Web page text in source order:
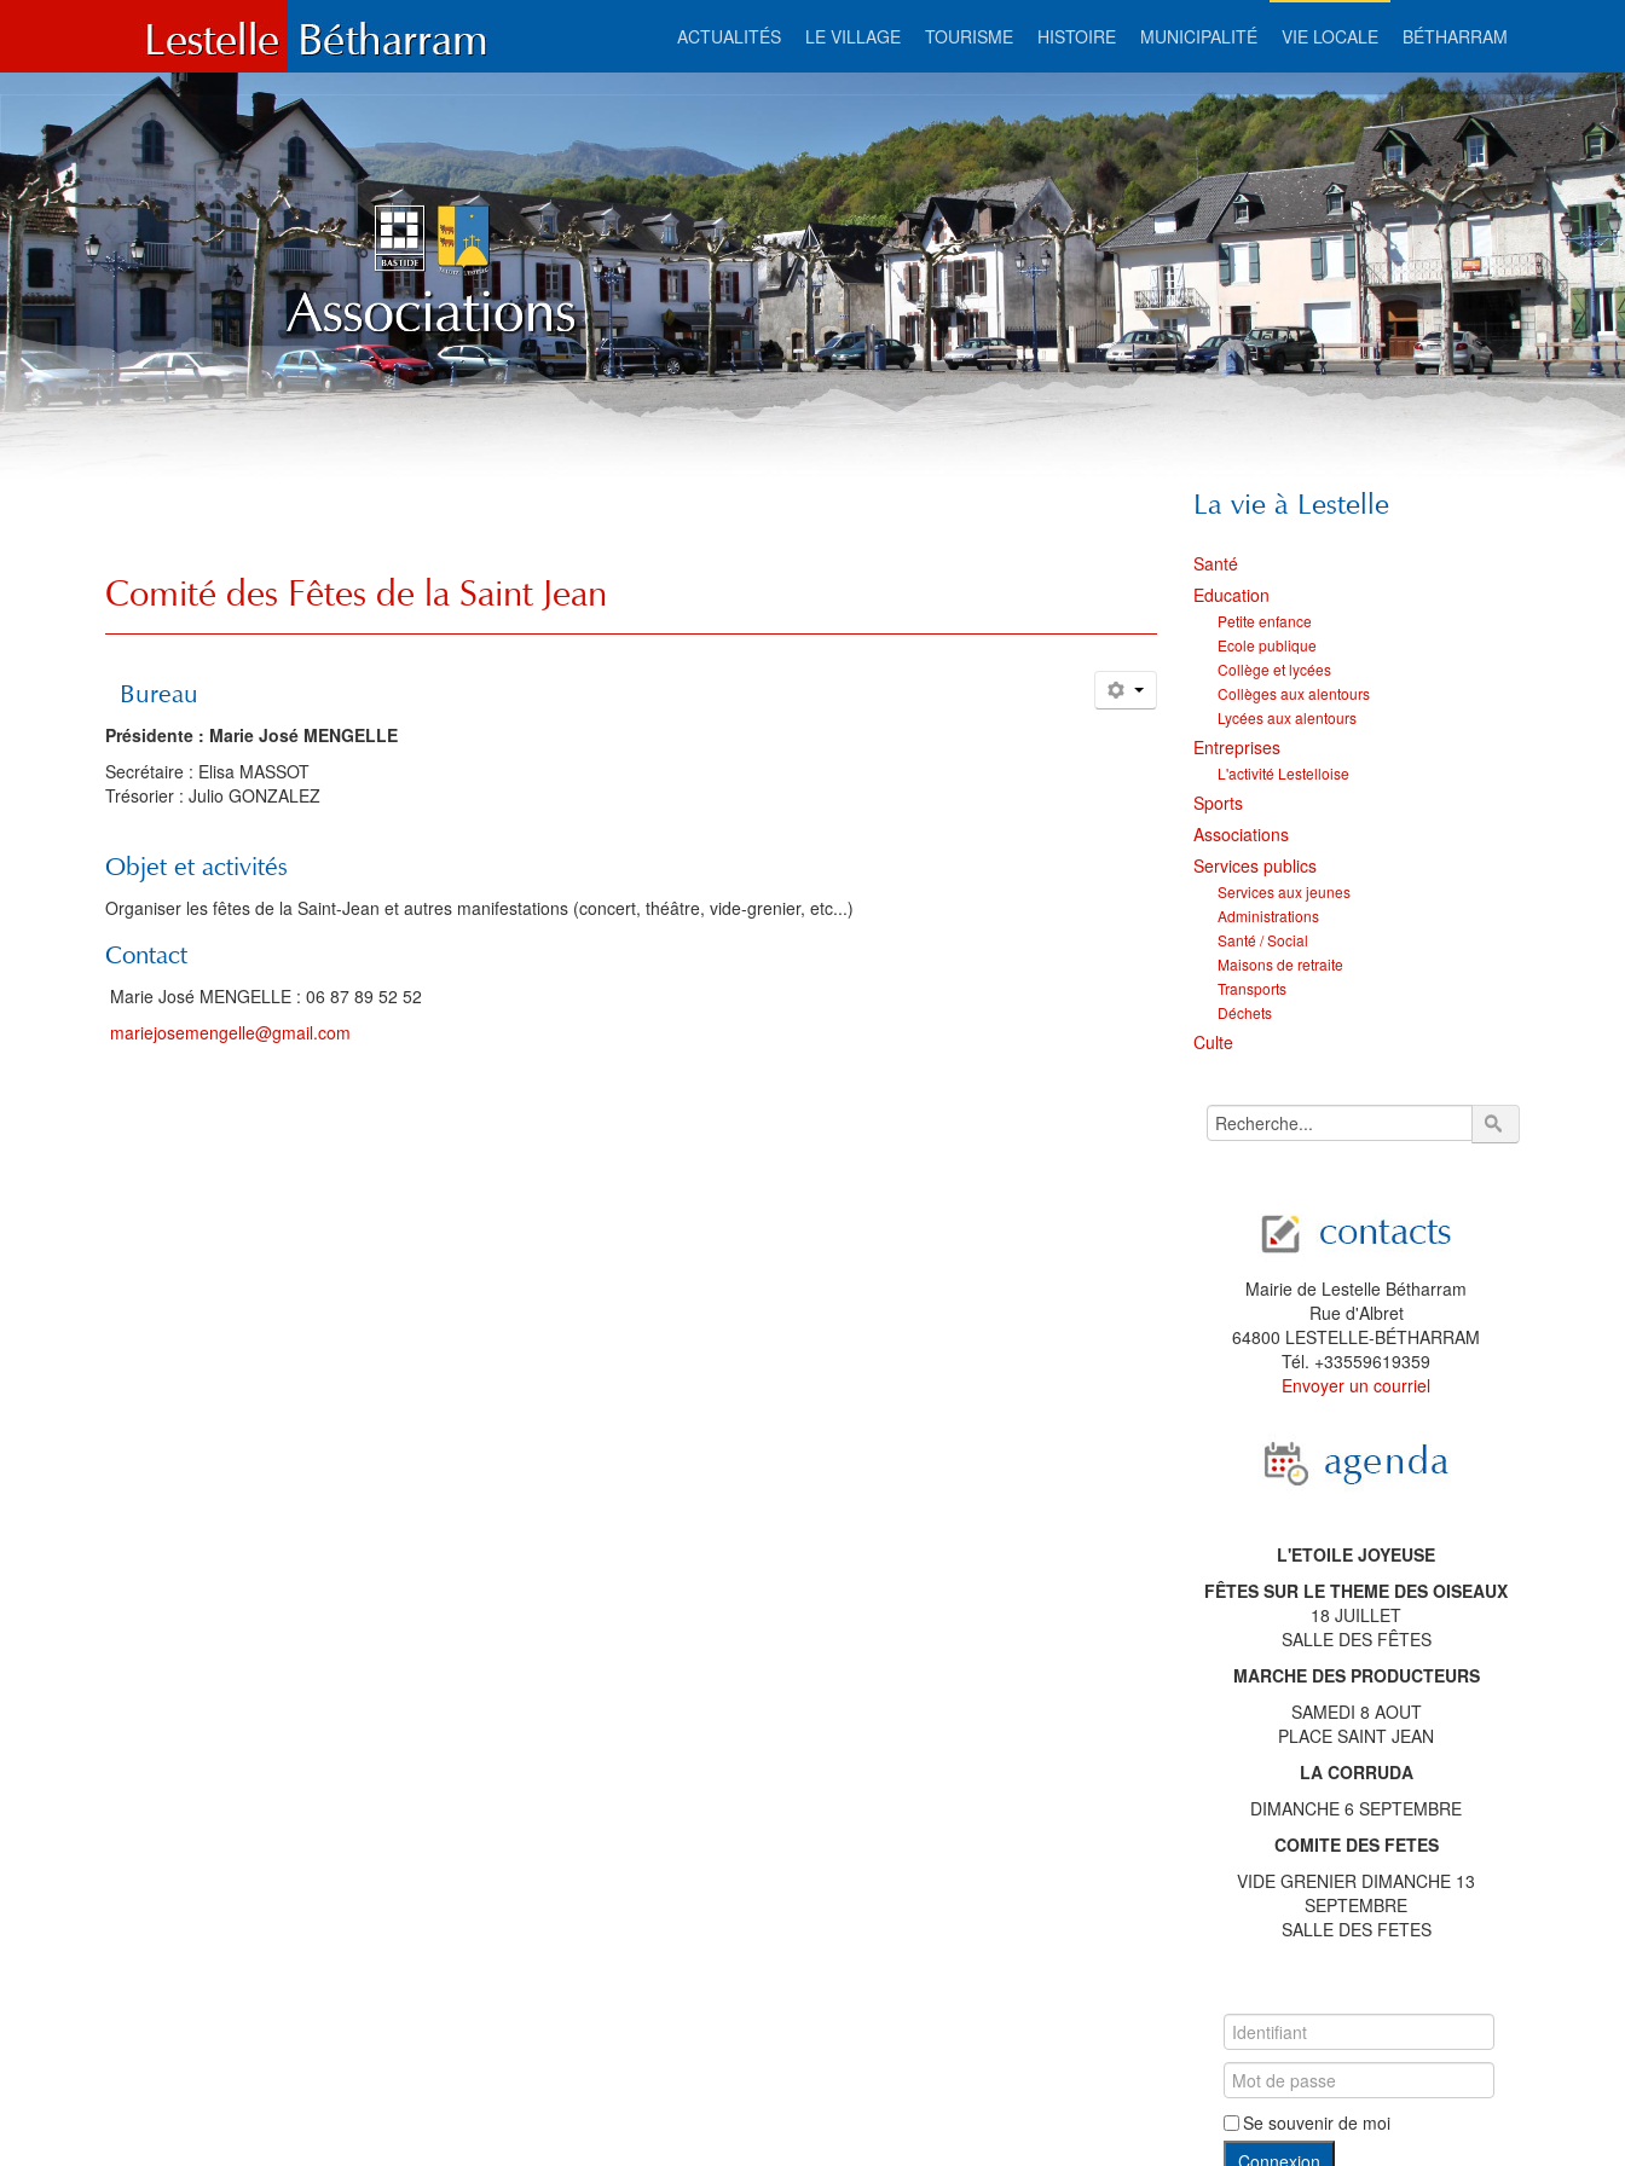
ACTUALITÉS LE VILLAGE TOURISME HISTOIRE MUNICIPALITÉ VIE LOCALE BÉTHARRAM
Comité des Fêtes de la Saint Jean
Bureau
Présidente : Marie José MENGELLE
Secrétaire : Elisa MASSOT
Trésorier : Julio GONZALEZ
Objet et activités
Organiser les fêtes de la Saint-Jean et autres manifestations (concert, théâtre, vide-grenier, etc...)
Contact
Marie José MENGELLE : 06 87 89 52 52
mariejosemengelle@gmail.com
La vie à Lestelle
Santé
Education
Petite enfance
Ecole publique
Collège et lycées
Collèges aux alentours
Lycées aux alentours
Entreprises
L'activité Lestelloise
Sports
Associations
Services publics
Services aux jeunes
Administrations
Santé / Social
Maisons de retraite
Transports
Déchets
Culte
Mairie de Lestelle Bétharram
Rue d'Albret
64800 LESTELLE-BÉTHARRAM
Tél. +33559619359
Envoyer un courriel
L'ETOILE JOYEUSE
FÊTES SUR LE THEME DES OISEAUX
18 JUILLET
SALLE DES FÊTES
MARCHE DES PRODUCTEURS
SAMEDI 8 AOUT
PLACE SAINT JEAN
LA CORRUDA
DIMANCHE 6 SEPTEMBRE
COMITE DES FETES
VIDE GRENIER DIMANCHE 13
SEPTEMBRE
SALLE DES FETES
Se souvenir de moi
Connexion